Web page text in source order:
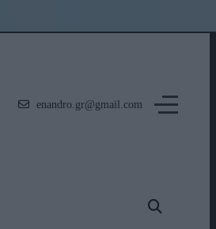
enandro.gr@gmail.com